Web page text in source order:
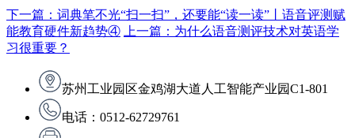
下一篇：词典笔不光“扫一扫”，还要能“读一读”丨语音评测赋
能教育硬件新趋势④
上一篇：为什么语音测评技术对英语学
习很重要？
苏州工业园区金鸡湖大道人工智能产业园C1-801
电话：0512-62729761